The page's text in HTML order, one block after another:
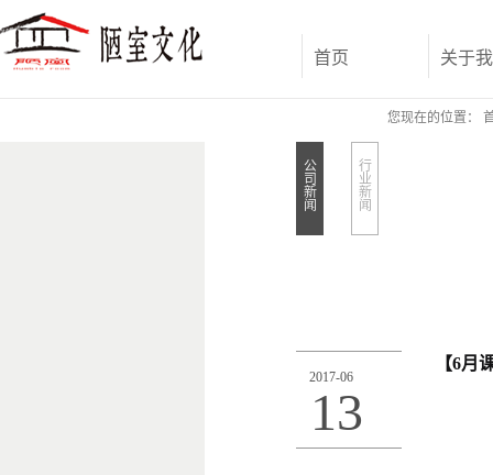
首页 关于
您现在的位置：
公
司
新
闻
行
业
新
闻
2017-06
13
【6月